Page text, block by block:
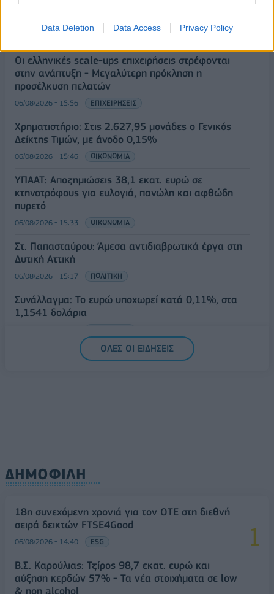
Data Deletion Data Access Privacy Policy
Eurobank: Εξελίξεις και προοπτικές στις αγορές
πετρελαίου και φυσικού αερίου στην Ευρώπη
Οι ελληνικές scale-ups επιχειρήσεις στρέφονται
στην ανάπτυξη - Μεγαλύτερη πρόκληση η
προσέλκυση πελατών
06/08/2026 - 15:56 ΕΠΙΧΕΙΡΗΣΕΙΣ
Χρηματιστήριο: Στις 2.627,95 μονάδες ο Γενικός
Δείκτης Τιμών, με άνοδο 0,15%
06/08/2026 - 15:46 ΟΙΚΟΝΟΜΙΑ
ΥΠΑΑΤ: Αποζημιώσεις 38,1 εκατ. ευρώ σε
κτηνοτρόφους για ευλογιά, πανώλη και αφθώδη
πυρετό
06/08/2026 - 15:33 ΟΙΚΟΝΟΜΙΑ
Στ. Παπασταύρου: Άμεσα αντιδιαβρωτικά έργα στη
Δυτική Αττική
06/08/2026 - 15:17 ΠΟΛΙΤΙΚΗ
Συνάλλαγμα: Το ευρώ υποχωρεί κατά 0,11%, στα
1,1541 δολάρια
ΟΛΕΣ ΟΙ ΕΙΔΗΣΕΙΣ
ΔΗΜΟΦΙΛΗ
18η συνεχόμενη χρονιά για τον ΟΤΕ στη διεθνή
σειρά δεικτών FTSE4Good
06/08/2026 - 14:40 ESG
Β.Σ. Καρούλιας: Τζίρος 98,7 εκατ. ευρώ και
αύξηση κερδών 57% - Τα νέα στοιχήματα σε low
& non alcohol